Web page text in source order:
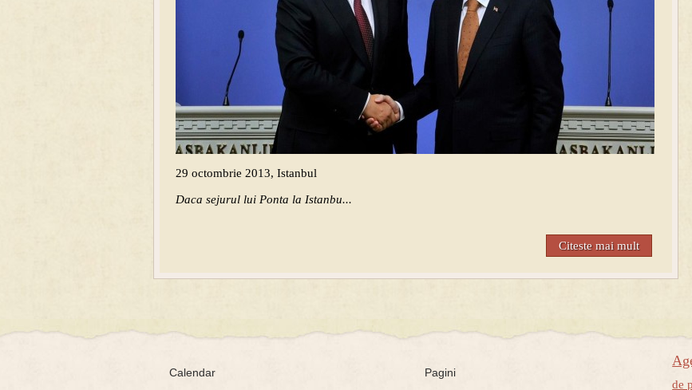
29 octombrie 2013, Istanbul
Daca sejurul lui Ponta la Istanbu...
Citeste mai mult
Calendar Pagini
de